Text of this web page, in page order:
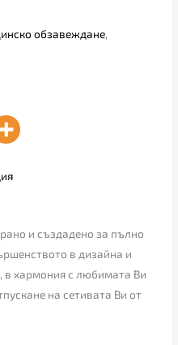
обзавеждане,
и създадено за пълно
в дизайна и
в хармония с любимата Ви
на сетивата Ви от